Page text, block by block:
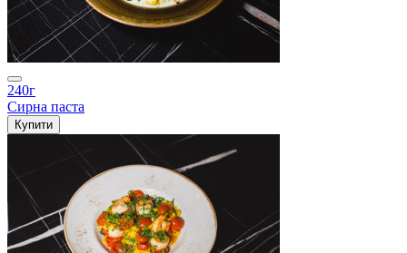
240г
Сирна паста
Купити